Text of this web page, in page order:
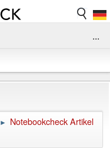
...
► Notebookcheck Artikel